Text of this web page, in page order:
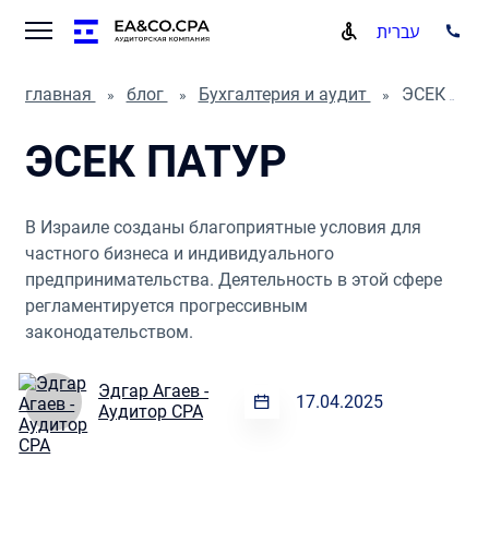
עברית
главная блог Бухгалтерия и аудит ЭСЕК ПАТУР
ЭСЕК ПАТУР
В Израиле созданы благоприятные условия для
частного бизнеса и индивидуального
предпринимательства. Деятельность в этой сфере
регламентируется прогрессивным
законодательством.
Эдгар Агаев -
Аудитор CPA
17.04.2025